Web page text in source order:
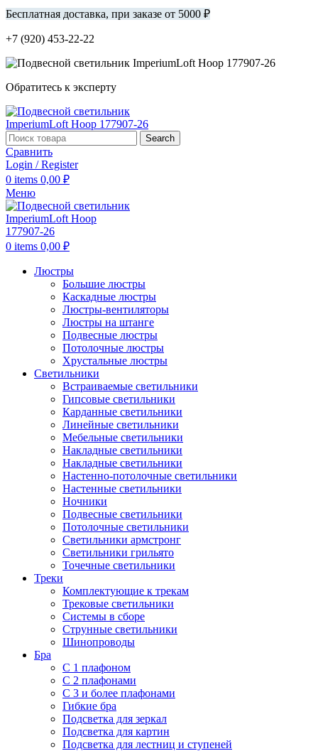
Бесплатная доставка, при заказе от 5000 ₽
+7 (920) 453-22-22
Обратитесь к эксперту
Search
Сравнить
Login / Register
0 items 0,00 ₽
Меню
0 items 0,00 ₽
Люстры
Большие люстры
Каскадные люстры
Люстры-вентиляторы
Люстры на штанге
Подвесные люстры
Потолочные люстры
Хрустальные люстры
Светильники
Встраиваемые светильники
Гипсовые светильники
Карданные светильники
Линейные светильники
Мебельные светильники
Накладные светильники
Накладные светильники
Настенно-потолочные светильники
Настенные светильники
Ночники
Подвесные светильники
Потолочные светильники
Светильники армстронг
Светильники грильято
Точечные светильники
Треки
Комплектующие к трекам
Трековые светильники
Системы в сборе
Струнные светильники
Шинопроводы
Бра
С 1 плафоном
С 2 плафонами
С 3 и более плафонами
Гибкие бра
Подсветка для зеркал
Подсветка для картин
Подсветка для лестниц и ступеней